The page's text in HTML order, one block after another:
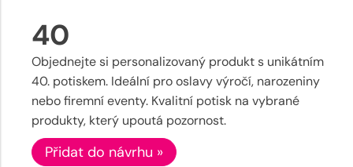
40
Objednejte si personalizovaný produkt s unikátním
40. potiskem. Ideální pro oslavy výročí, narozeniny
nebo firemní eventy. Kvalitní potisk na vybrané
produkty, který upoutá pozornost.
Přidat do návrhu »